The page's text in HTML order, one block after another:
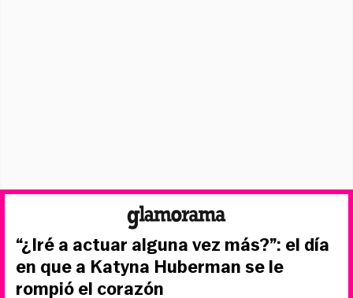
“¿Iré a actuar alguna vez más?”: el día
en que a Katyna Huberman se le
rompió el corazón